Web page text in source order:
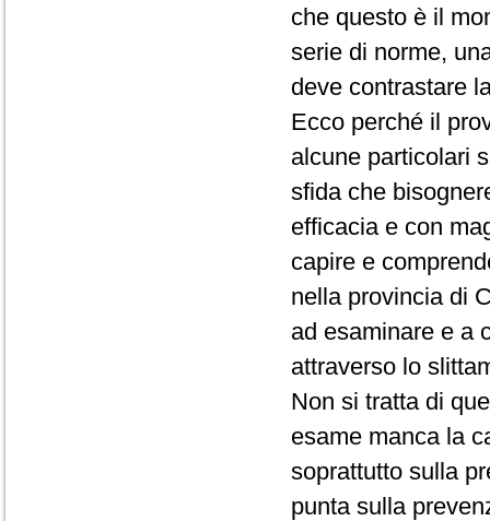
che questo è il
serie di norme,
deve contrastare
Ecco perché il
alcune particolari
sfida che
efficacia e con
capire e
nella provincia di
ad esaminare e a
attraverso lo
Non si tratta di
esame manca la
soprattutto sulla
punta sulla